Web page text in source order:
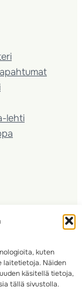
kuten
laitetietoja. Näiden
käsitellä tietoja,
tällä sivustolla.
lehti